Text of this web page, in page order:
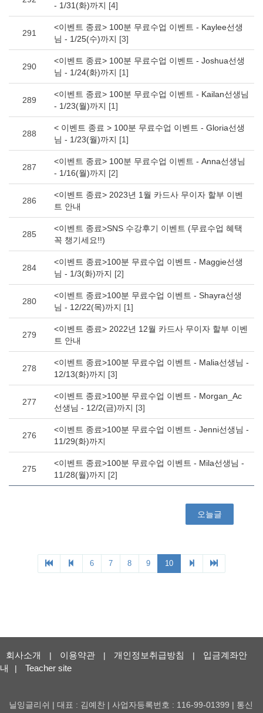
회사소개 | 이용약관 | 개인정보취급방침 |
입금계좌안
내
| Teacher site
닐잉글리쉬 | 대표 : 김예찬 | 사업자등록번호 : 116-99-01399 | 통신